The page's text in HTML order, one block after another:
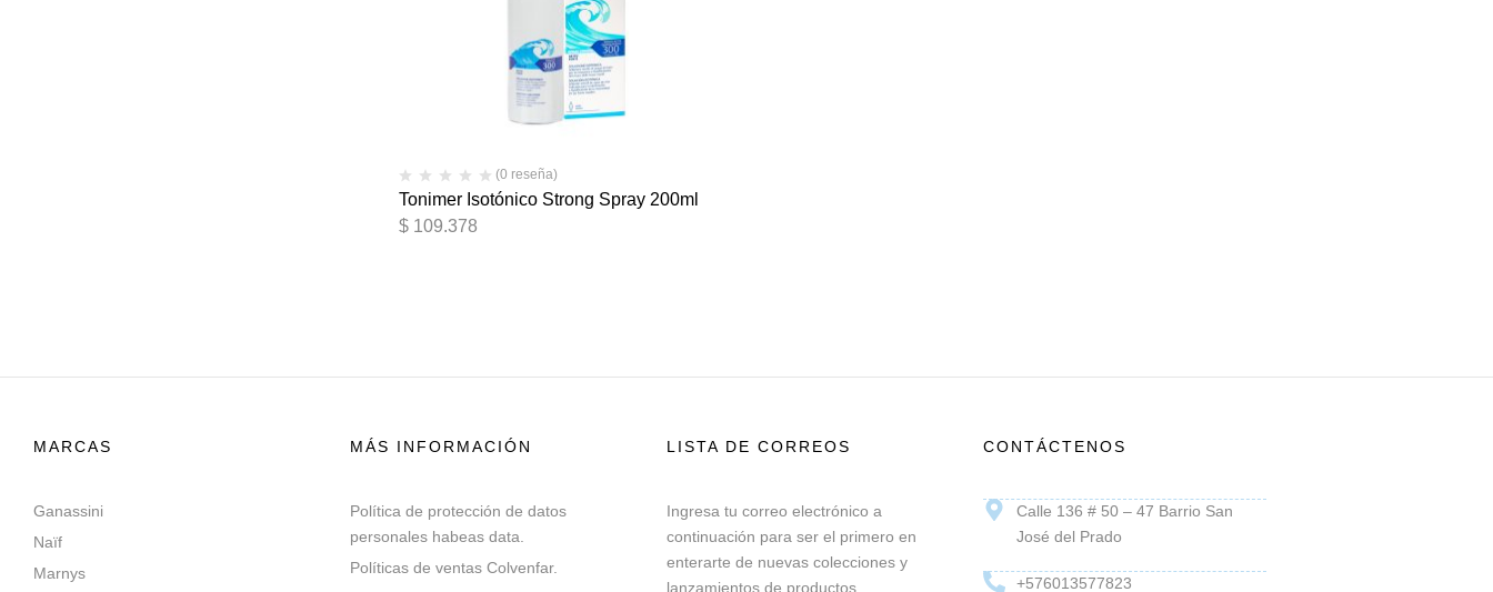
(0 reseña)
Tonimer Isotónico Strong Spray 200ml
$109.378
MARCAS
Ganassini
Naïf
Marnys
MÁS INFORMACIÓN
Política de protección de datos
personales habeas data.
Políticas de ventas Colvenfar.
LISTA DE CORREOS
Ingresa tu correo electrónico a
continuación para ser el primero en
enterarte de nuevas colecciones y
lanzamientos de productos.
CONTÁCTENOS
Calle 136 # 50 – 47 Barrio San
José del Prado
+576013577823